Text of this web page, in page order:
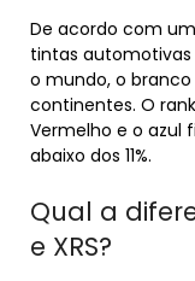
De acordo com
tintas automotivas
o mundo, o branco
continentes. O
Vermelho e o azul
abaixo dos 11%.
Qual a
e XRS?